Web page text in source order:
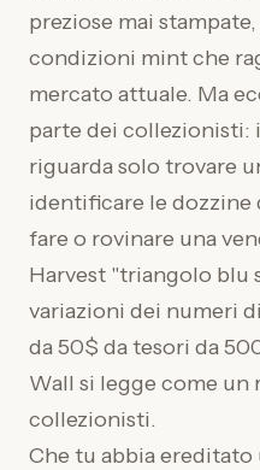
preziose mai
condizioni mint che
mercato attuale. Ma
parte dei collezionisti:
riguarda solo trovare
identificare le
fare o rovinare una
Harvest "triangolo blu
variazioni dei numeri
da 50$ da tesori da
Wall si legge come
collezionisti.
Che tu abbia